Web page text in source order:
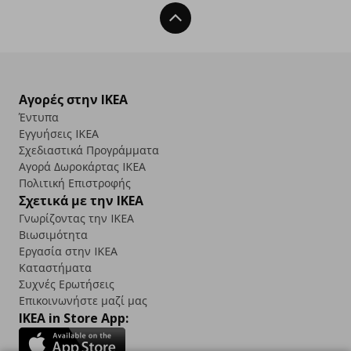
Back To Top
Αγορές στην IKEA
Έντυπα
Εγγυήσεις IKEA
Σχεδιαστικά Προγράμματα
Αγορά Δωρoκάρτας IKEA
Πολιτική Επιστροφής
Σχετικά με την IKEA
Γνωρίζοντας την IKEA
Βιωσιμότητα
Εργασία στην IKEA
Καταστήματα
Συχνές Ερωτήσεις
Επικοινωνήστε μαζί μας
IKEA in Store App: